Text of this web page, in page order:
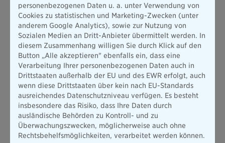
Für eine umfassende Absicherung Ihrer Arbeitskraft
empfehlen wir dieBerufsunfähigkeitsversicherung.
Entgeltfortzahlung durch Arbeitgeber
Im Krankheitsfall zahlt der Arbeitgeber Ihren Lohn
noch sechs Wochen lang weiter.
100 % des letzten Bruttolohns; bei einem neuen Job
in den ersten vier Wochen keine Entgeltfortzahlung,
sondern Krankengeld
Mehr erfahren
personenbezogenen Daten u. a. unter Verwendung von
Cookies zu statistischen und Marketing-Zwecken (unter
anderem Google Analytics), sowie zur Nutzung von
Sozialen Medien an Dritt-Anbieter übermittelt werden. In
diesem Zusammenhang willigen Sie durch Klick auf den
Button „Alle akzeptieren" ebenfalls ein, dass eine
Verarbeitung Ihrer personenbezogenen Daten auch in
Drittstaaten außerhalb der EU und des EWR erfolgt, auch
wenn diese Drittstaaten über kein nach EU-Standards
ausreichendes Datenschutzniveau verfügen. Es besteht
insbesondere das Risiko, dass Ihre Daten durch
ausländische Behörden zu Kontroll- und zu
Überwachungszwecken, möglicherweise auch ohne
Rechtsbehelfsmöglichkeiten, verarbeitet werden können.